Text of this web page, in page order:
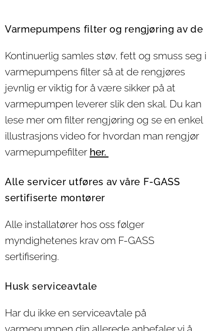
Varmepumpens filter og rengjøring av de
Kontinuerlig samles støv, fett og smuss seg i
varmepumpens filter så at de rengjøres
jevnlig er viktig for å være sikker på at
varmepumpen leverer slik den skal. Du kan
lese mer om filter rengjøring og se en enkel
illustrasjons video for hvordan man rengjør
varmepumpefilter her.
Alle servicer utføres av våre F-GASS
sertifiserte montører
Alle installatører hos oss følger
myndighetenes krav om F-GASS
sertifisering.
Husk serviceavtale
Har du ikke en serviceavtale på